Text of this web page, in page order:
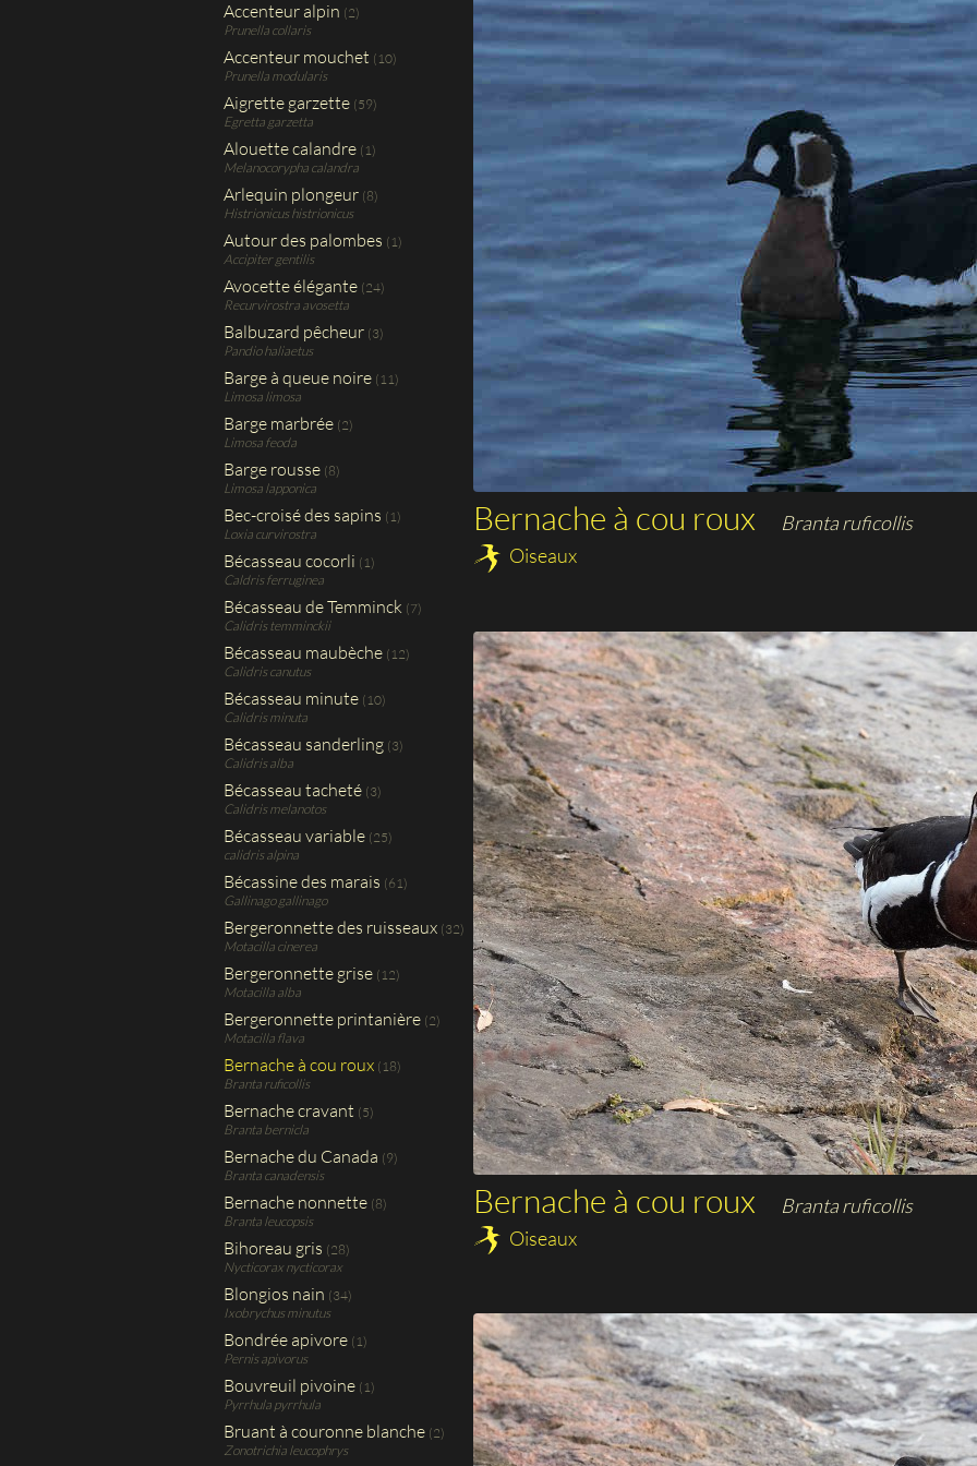
Accenteur alpin (2)
Prunella collaris
Accenteur mouchet (10)
Prunella modularis
Aigrette garzette (59)
Egretta garzetta
Alouette calandre (1)
Melanocorypha calandra
Arlequin plongeur (8)
Histrionicus histrionicus
Autour des palombes (1)
Accipiter gentilis
Avocette élégante (24)
Recurvirostra avosetta
Balbuzard pêcheur (3)
Pandio haliaetus
Barge à queue noire (11)
Limosa limosa
Barge marbrée (2)
Limosa feoda
Barge rousse (8)
Limosa lapponica
Bec-croisé des sapins (1)
Loxia curvirostra
Bécasseau cocorli (1)
Caldris ferruginea
Bécasseau de Temminck (7)
Calidris temminckii
Bécasseau maubèche (12)
Calidris canutus
Bécasseau minute (10)
Calidris minuta
Bécasseau sanderling (3)
Calidris alba
Bécasseau tacheté (3)
Calidris melanotos
Bécasseau variable (25)
calidris alpina
Bécassine des marais (61)
Gallinago gallinago
Bergeronnette des ruisseaux (32)
Motacilla cinerea
Bergeronnette grise (12)
Motacilla alba
Bergeronnette printanière (2)
Motacilla flava
Bernache à cou roux (18)
Branta ruficollis
Bernache cravant (5)
Branta bernicla
Bernache du Canada (9)
Branta canadensis
Bernache nonnette (8)
Branta leucopsis
Bihoreau gris (28)
Nycticorax nycticorax
Blongios nain (34)
Ixobrychus minutus
Bondrée apivore (1)
Pernis apivorus
Bouvreuil pivoine (1)
Pyrrhula pyrrhula
Bruant à couronne blanche (2)
Zonotrichia leucophrys
Bernache à cou roux
Branta ruficollis
Oiseaux
Bernache à cou roux
Branta ruficollis
Oiseaux